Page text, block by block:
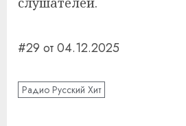
#29 от 04.12.2025
Радио Русский Хит